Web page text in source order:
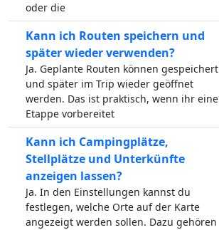
oder die
Kann ich Routen speichern und
später wieder verwenden?
Ja. Geplante Routen können gespeichert
und später im Trip wieder geöffnet
werden. Das ist praktisch, wenn ihr eine
Etappe vorbereitet
Kann ich Campingplätze,
Stellplätze und Unterkünfte
anzeigen lassen?
Ja. In den Einstellungen kannst du
festlegen, welche Orte auf der Karte
angezeigt werden sollen. Dazu gehören